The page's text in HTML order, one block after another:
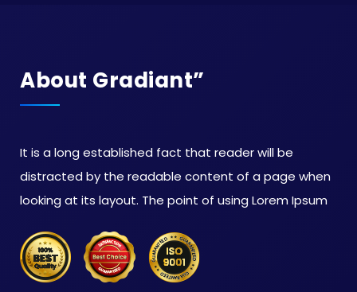
About Gradiant”
It is a long established fact that reader will be
distracted by the readable content of a page when
looking at its layout. The point of using Lorem Ipsum